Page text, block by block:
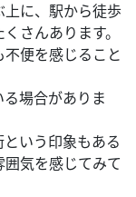
に、駅から徒歩
さんあります。
便を感じること
る場合がありま
いう印象もある
気を感じてみて